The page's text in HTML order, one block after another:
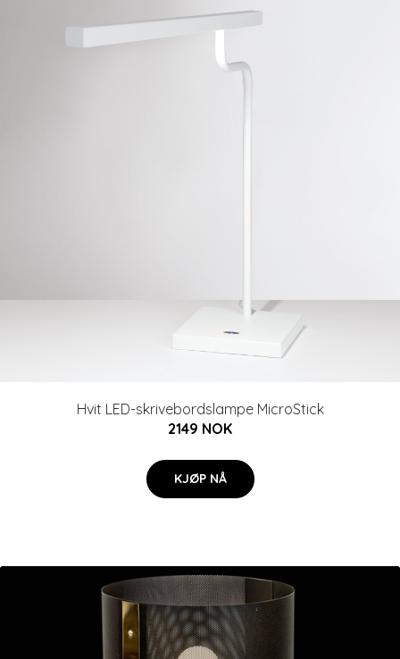
Hvit LED-skrivebordslampe MicroStick
2149 NOK
KJØP NÅ